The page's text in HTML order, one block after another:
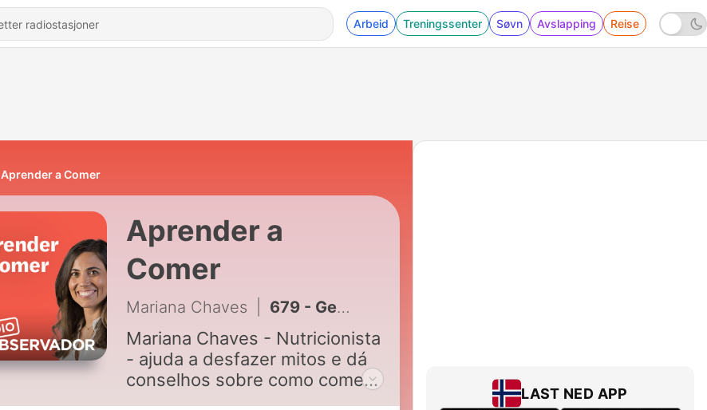
Arbeid Treningssenter Søvn Avslapping Reise
Aprender a Comer
Aprender a
Comer
Mariana Chaves 679 - Gelatina é uma boa fonte de proteína? – A sua pergunta
Mariana Chaves - Nutricionista
- ajuda a desfazer mitos e dá
conselhos sobre como comer
LAST NED APP